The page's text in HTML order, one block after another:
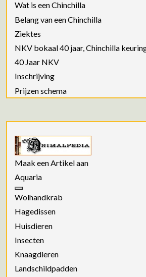
Wat is een Chinchilla
Belang van een Chinchilla
Ziektes
NKV bokaal 40 jaar, Chinchilla
40 Jaar NKV
Inschrijving
Prijzen schema
Maak een Artikel aan
Aquaria
Wolhandkrab
Hagedissen
Huisdieren
Insecten
Knaagdieren
Landschildpadden